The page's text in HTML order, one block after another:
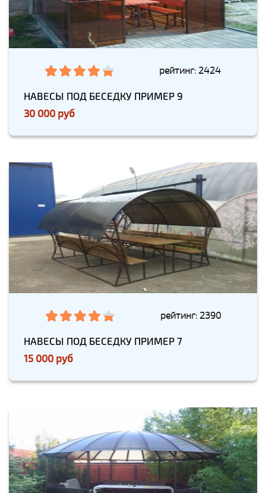
рейтинг: 2424
НАВЕСЫ ПОД БЕСЕДКУ ПРИМЕР 9
30 000 руб
рейтинг: 2390
НАВЕСЫ ПОД БЕСЕДКУ ПРИМЕР 7
15 000 руб